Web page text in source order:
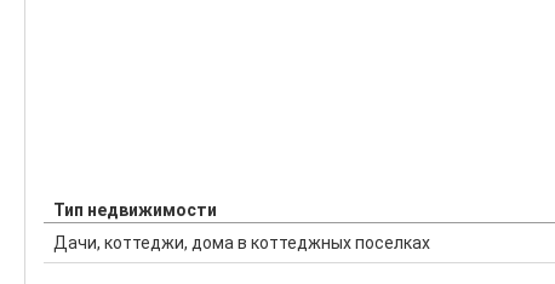
Тип недвижимости
Дачи, коттеджи, дома в коттеджных поселках